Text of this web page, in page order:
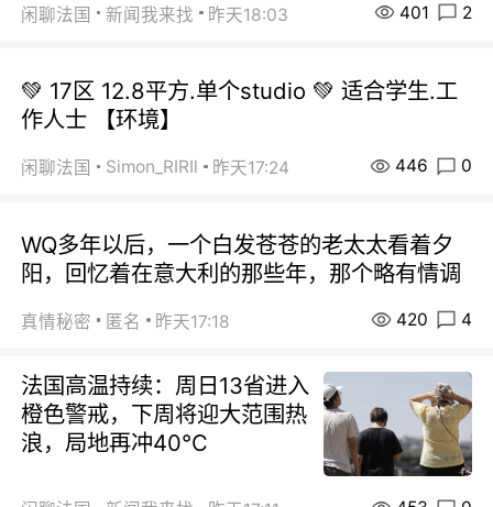
闲聊法国 新闻我来找 昨天18:03 401 2
💚 17区 12.8平方.单个studio 💚 适合学生.工
作人士 【环境】
闲聊法国 Simon_RIRIl 昨天17:24 446 0
WQ多年以后，一个白发苍苍的老太太看着夕
阳，回忆着在意大利的那些年，那个略有情调
真情秘密 匿名 昨天17:18 420 4
法国高温持续：周日13省进入
橙色警戒，下周将迎大范围热
浪，局地再冲40℃